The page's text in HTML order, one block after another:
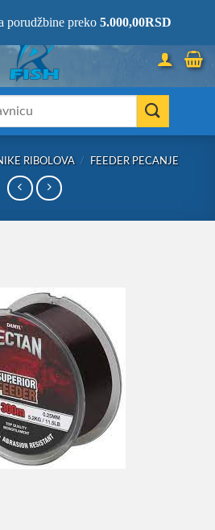
MESTU!
RIBOLOVA / FEEDER PECANJE
porudžbine preko 5.000,00RSD